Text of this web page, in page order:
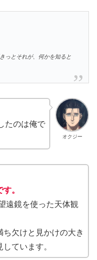
っとそれが、何かを知ると
オクジー
たのは俺で
。
遠鏡を使った天体観
欠けと見かけの大き
ています。